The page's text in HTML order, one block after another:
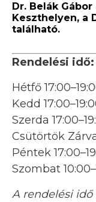
Dr. Belák
Keszthelyen, a
található.
Rendelési idő:
Hétfő
Kedd
Szerda
Csütörtök
Péntek
Szombat
A rendelési